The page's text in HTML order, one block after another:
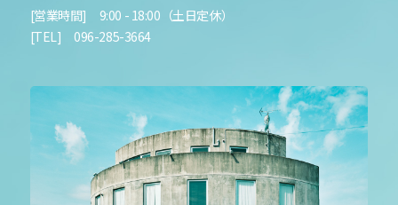
[営業時間] 9:00 - 18:00（土日定休）
[TEL] 096-285-3664